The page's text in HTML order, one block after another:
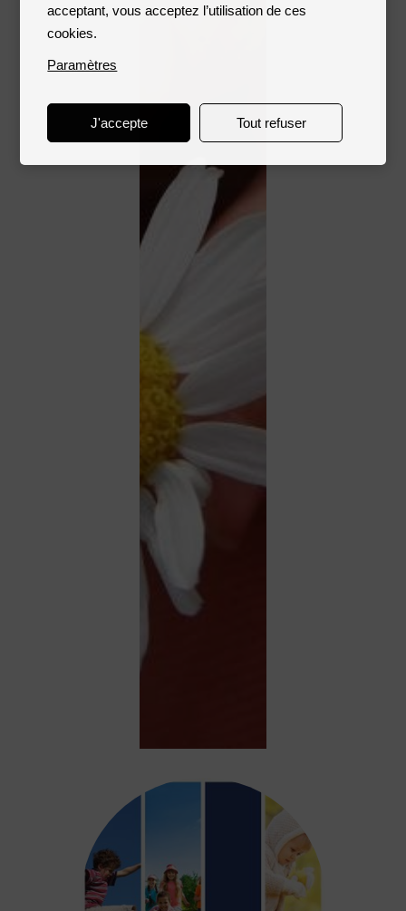
acceptant, vous acceptez l’utilisation de ces
cookies.
Paramètres
J'accepte Tout refuser